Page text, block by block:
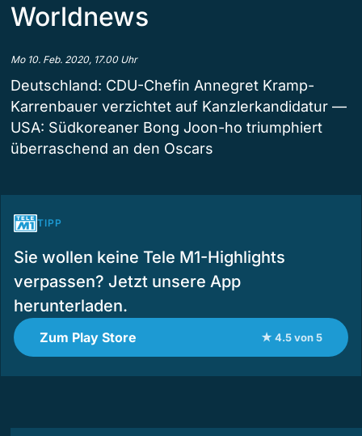
Worldnews
Mo 10. Feb. 2020, 17.00 Uhr
Deutschland: CDU-Chefin Annegret Kramp-
Karrenbauer verzichtet auf Kanzlerkandidatur —
USA: Südkoreaner Bong Joon-ho triumphiert
überraschend an den Oscars
TIPP
Sie wollen keine Tele M1-Highlights
verpassen? Jetzt unsere App
herunterladen.
Zum Play Store ★ 4.5 von 5